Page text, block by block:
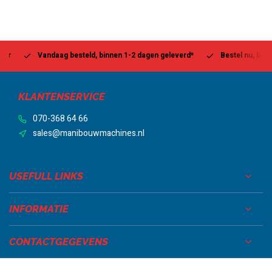
Vandaag besteld, binnen 1-2 dagen geleverd* Bestel nu, betaal
KLANTENSERVICE
070-368 64 66
sales@manibouwmachines.nl
USEFULL LINKS
INFORMATIE
CONTACTGEGEVENS